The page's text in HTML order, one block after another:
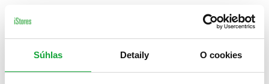
Súhlas Detaily O cookies